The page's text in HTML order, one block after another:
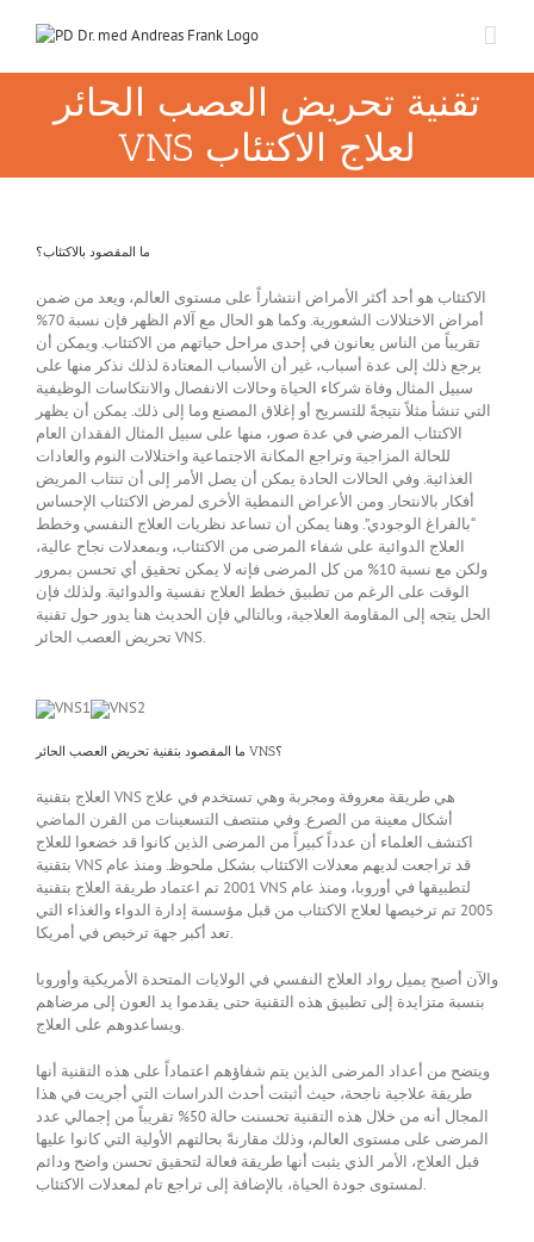
تقنية تحريض العصب الحائر
VNS لعلاج الاكتئاب
ما المقصود بالاكتئاب؟
الاكتئاب هو أحد أكثر الأمراض انتشاراً على مستوى العالم، ويعد من ضمن
أمراض الاختلالات الشعورية. وكما هو الحال مع آلام الظهر فإن نسبة 70%
تقريباً من الناس يعانون في إحدى مراحل حياتهم من الاكتئاب. ويمكن أن
يرجع ذلك إلى عدة أسباب، غير أن الأسباب المعتادة لذلك نذكر منها على
سبيل المثال وفاة شركاء الحياة وحالات الانفصال والانتكاسات الوظيفية
التي تنشأ مثلاً نتيجةً للتسريح أو إغلاق المصنع وما إلى ذلك. يمكن أن يظهر
الاكتئاب المرضي في عدة صور، منها على سبيل المثال الفقدان العام
للحالة المزاجية وتراجع المكانة الاجتماعية واختلالات النوم والعادات
الغذائية. وفي الحالات الحادة يمكن أن يصل الأمر إلى أن تنتاب المريض
أفكار بالانتحار. ومن الأعراض النمطية الأخرى لمرض الاكتئاب الإحساس
“بالفراغ الوجودي”. وهنا يمكن أن تساعد نظريات العلاج النفسي وخطط
العلاج الدوائية على شفاء المرضى من الاكتئاب، وبمعدلات نجاح عالية،
ولكن مع نسبة 10% من كل المرضى فإنه لا يمكن تحقيق أي تحسن بمرور
الوقت على الرغم من تطبيق خطط العلاج نفسية والدوائية. ولذلك فإن
الحل يتجه إلى المقاومة العلاجية، وبالتالي فإن الحديث هنا يدور حول تقنية
تحريض العصب الحائر VNS.
ما المقصود بتقنية تحريض العصب الحائر VNS؟
العلاج بتقنية VNS هي طريقة معروفة ومجربة وهي تستخدم في علاج
أشكال معينة من الصرع. وفي منتصف التسعينات من القرن الماضي
اكتشف العلماء أن عدداً كبيراً من المرضى الذين كانوا قد خضعوا للعلاج
بتقنية VNS قد تراجعت لديهم معدلات الاكتئاب بشكل ملحوظ. ومنذ عام
2001 تم اعتماد طريقة العلاج بتقنية VNS لتطبيقها في أوروبا، ومنذ عام
2005 تم ترخيصها لعلاج الاكتئاب من قبل مؤسسة إدارة الدواء والغذاء التي
تعد أكبر جهة ترخيص في أمريكا.
والآن أصبح يميل رواد العلاج النفسي في الولايات المتحدة الأمريكية وأوروبا
بنسبة متزايدة إلى تطبيق هذه التقنية حتى يقدموا يد العون إلى مرضاهم
ويساعدوهم على العلاج.
ويتضح من أعداد المرضى الذين يتم شفاؤهم اعتماداً على هذه التقنية أنها
طريقة علاجية ناجحة، حيث أثبتت أحدث الدراسات التي أجريت في هذا
المجال أنه من خلال هذه التقنية تحسنت حالة 50% تقريباً من إجمالي عدد
المرضى على مستوى العالم، وذلك مقارنةً بحالتهم الأولية التي كانوا عليها
قبل العلاج، الأمر الذي يثبت أنها طريقة فعالة لتحقيق تحسن واضح ودائم
لمستوى جودة الحياة، بالإضافة إلى تراجع تام لمعدلات الاكتئاب.